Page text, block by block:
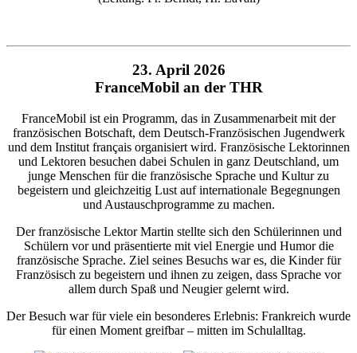
23. April 2026
FranceMobil an der THR
FranceMobil ist ein Programm, das in Zusammenarbeit mit der
französischen Botschaft, dem Deutsch-Französischen Jugendwerk
und dem Institut français organisiert wird. Französische Lektorinnen
und Lektoren besuchen dabei Schulen in ganz Deutschland, um
junge Menschen für die französische Sprache und Kultur zu
begeistern und gleichzeitig Lust auf internationale Begegnungen
und Austauschprogramme zu machen.
Der französische Lektor Martin stellte sich den Schülerinnen und
Schülern vor und präsentierte mit viel Energie und Humor die
französische Sprache. Ziel seines Besuchs war es, die Kinder für
Französisch zu begeistern und ihnen zu zeigen, dass Sprache vor
allem durch Spaß und Neugier gelernt wird.
Der Besuch war für viele ein besonderes Erlebnis: Frankreich wurde
für einen Moment greifbar – mitten im Schulalltag.